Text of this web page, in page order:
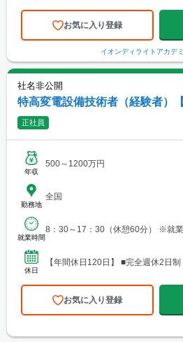
└奈良市・橿原・大和郡山 ■中四
区）・福山 └岡山・倉敷・津山
お気に入り登録
イオンディライトアカデ
社名非公開
特高変電設備技術者（経験者）【
正社員
年収
500～1200万円
勤務地
全国
就業時間
8：30～17：30（休憩60分） ※就
休日
【年間休日120日】 ■完全週休2日制
お気に入り登録